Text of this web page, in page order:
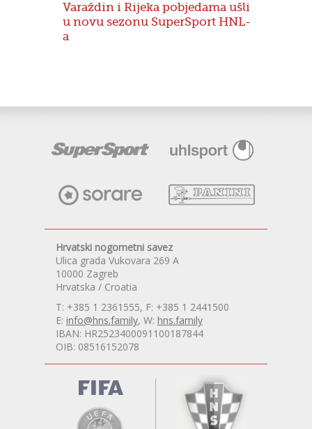
Varaždin i Rijeka pobjedama ušli
u novu sezonu SuperSport HNL-
a
Hrvatski nogometni savez
Ulica grada Vukovara 269 A
10000 Zagreb
Hrvatska / Croatia
T: +385 1 2361555, F: +385 1 2441500
E: info@hns.family, W: hns.family
IBAN: HR2523400091100187844
OIB: 08516152078